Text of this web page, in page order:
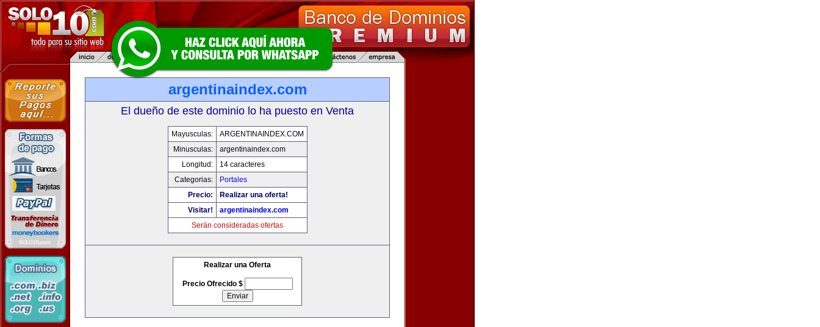
argentinaindex.com
El dueño de este dominio lo ha puesto en Venta
Mayusculas:
ARGENTINAINDEX.COM
Minusculas:
argentinaindex.com
Longitud:
14 caracteres
Categorias:
Portales
Precio:
Realizar una oferta!
Visitar!
argentinaindex.com
Serán consideradas ofertas
Realizar una Oferta
Precio Ofrecido $